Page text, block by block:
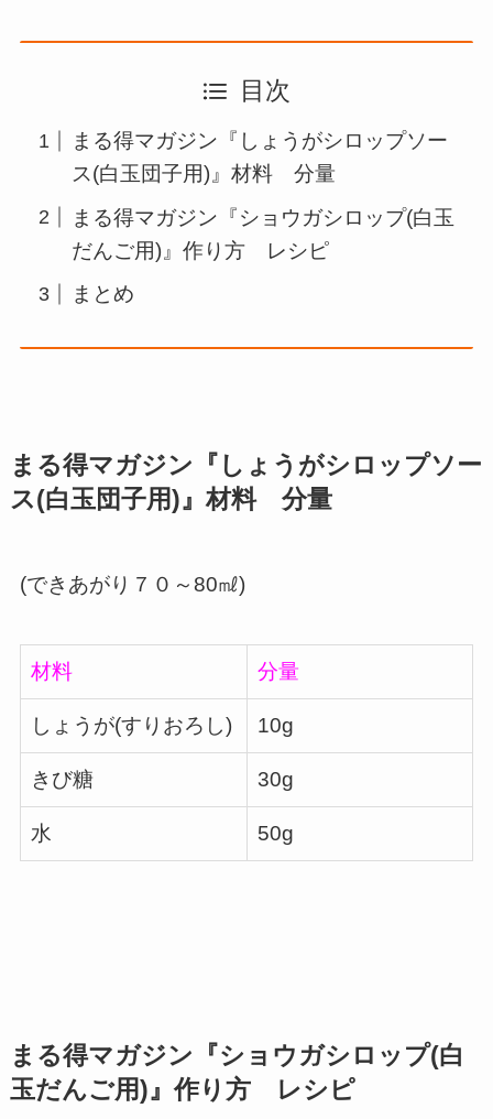
目次
まる得マガジン『しょうがシロップソー
ス(白玉団子用)』材料 分量
まる得マガジン『ショウガシロップ(白玉
だんご用)』作り方 レシピ
まとめ
まる得マガジン『しょうがシロップソー
ス(白玉団子用)』材料 分量
(できあがり７０～80㎖)
材料 分量
しょうが(すりおろし) 10g
きび糖 30g
水 50g
まる得マガジン『ショウガシロップ(白
玉だんご用)』作り方 レシピ